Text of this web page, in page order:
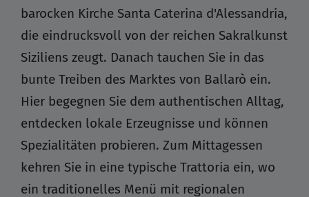
barocken Kirche Santa Caterina d'Alessandria,
die eindrucksvoll von der reichen Sakralkunst
Siziliens zeugt. Danach tauchen Sie in das
bunte Treiben des Marktes von Ballarò ein.
Hier begegnen Sie dem authentischen Alltag,
entdecken lokale Erzeugnisse und können
Spezialitäten probieren. Zum Mittagessen
kehren Sie in eine typische Trattoria ein, wo
ein traditionelles Menü mit regionalen